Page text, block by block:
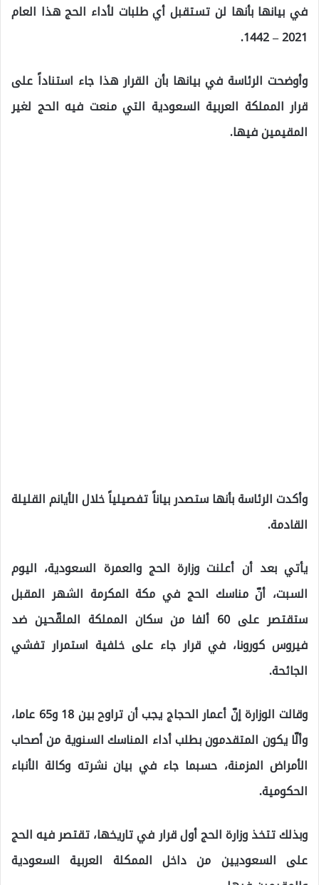
في بيانها بأنها لن تستقبل أي طلبات لأداء الحج هذا العام
2021 – 1442.
وأوضحت الرئاسة في بيانها بأن القرار هذا جاء استناداً على
قرار المملكة العربية السعودية التي منعت فيه الحج لغير
المقيمين فيها.
وأكدت الرئاسة بأنها ستصدر بياناً تفصيلياً خلال الأيانم القليلة
القادمة.
يأتي بعد أن أعلنت وزارة الحج والعمرة السعودية، اليوم
السبت، أنّ مناسك الحج في مكة المكرمة الشهر المقبل
ستقتصر على 60 ألفا من سكان المملكة الملقّحين ضد
فيروس كورونا، في قرار جاء على خلفية استمرار تفشي
الجائحة.
وقالت الوزارة إنّ أعمار الحجاج يجب أن تراوح بين 18 و65 عاما،
وألّا يكون المتقدمون بطلب أداء المناسك السنوية من أصحاب
الأمراض المزمنة، حسبما جاء في بيان نشرته وكالة الأنباء
الحكومية.
وبذلك تتخذ وزارة الحج أول قرار في تاريخها، تقتصر فيه الحج
على السعوديين من داخل الممكلة العربية السعودية